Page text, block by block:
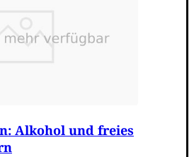
Alkohol und freies